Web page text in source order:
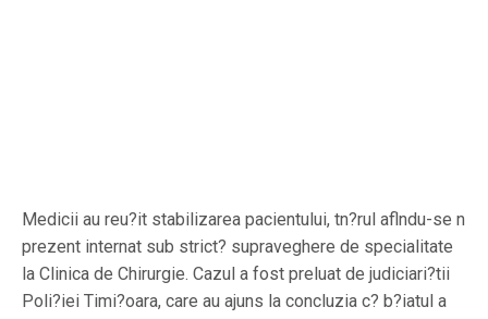
Medicii au reu?it stabilizarea pacientului, tn?rul aflndu-se n
prezent internat sub strict? supraveghere de specialitate
la Clinica de Chirurgie. Cazul a fost preluat de judiciari?tii
Poli?iei Timi?oara, care au ajuns la concluzia c? b?iatul a